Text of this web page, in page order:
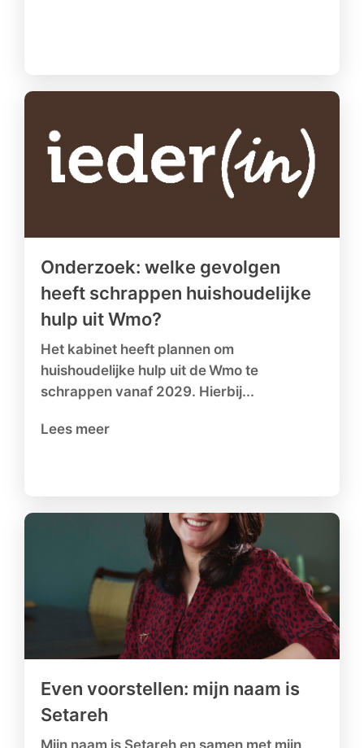
Onderzoek: welke gevolgen
heeft schrappen huishoudelijke
hulp uit Wmo?
Het kabinet heeft plannen om
huishoudelijke hulp uit de Wmo te
schrappen vanaf 2029. Hierbij...
Lees meer
Even voorstellen: mijn naam is
Setareh
Mijn naam is Setareh en samen met mijn